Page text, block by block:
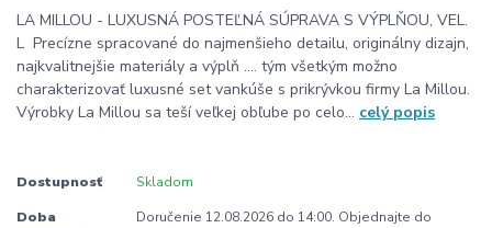
LA MILLOU - LUXUSNÁ POSTEĽNÁ SÚPRAVA S VÝPLŇOU, VEL.
L Precízne spracované do najmenšieho detailu, originálny dizajn,
najkvalitnejšie materiály a výplň .... tým všetkým možno
charakterizovať luxusné set vankúše s prikrývkou firmy La Millou.
Výrobky La Millou sa teší veľkej obľube po celo... celý popis
Dostupnosť Skladom
Doba
Doručenie 12.08.2026 do 14:00. Objednajte do